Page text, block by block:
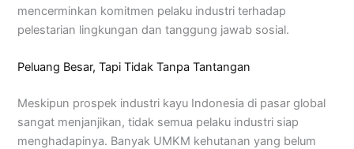
mencerminkan komitmen pelaku industri terhadap
pelestarian lingkungan dan tanggung jawab sosial.
Peluang Besar, Tapi Tidak Tanpa Tantangan
Meskipun prospek industri kayu Indonesia di pasar global
sangat menjanjikan, tidak semua pelaku industri siap
menghadapinya. Banyak UMKM kehutanan yang belum